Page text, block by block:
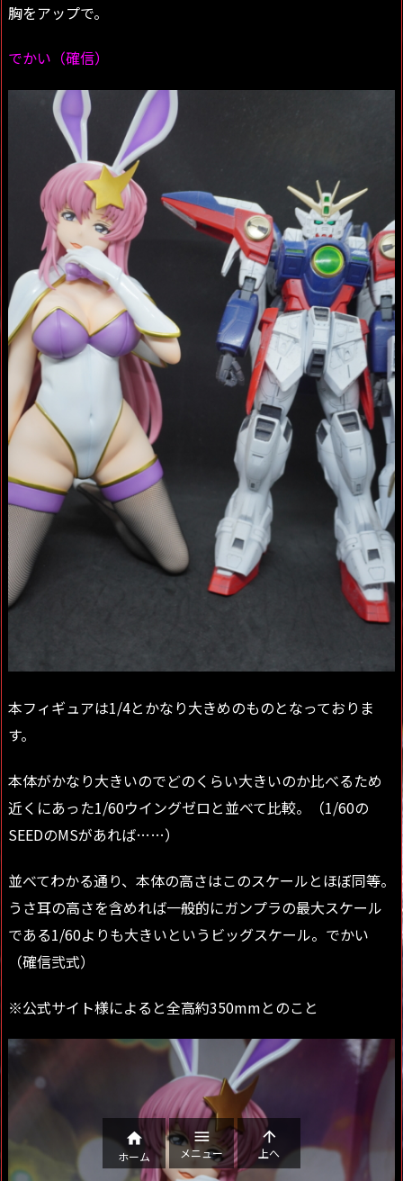
胸をアップで。
でかい（確信）
本フィギュアは1/4とかなり大きめのものとなっておりま
す。
本体がかなり大きいのでどのくらい大きいのか比べるため
近くにあった1/60ウイングゼロと並べて比較。（1/60の
SEEDのMSがあれば……）
並べてわかる通り、本体の高さはこのスケールとほぼ同等。
うさ耳の高さを含めれば一般的にガンプラの最大スケール
である1/60よりも大きいというビッグスケール。でかい
（確信弐式）
※公式サイト様によると全高約350mmとのこと

ホーム

メニュー

上へ